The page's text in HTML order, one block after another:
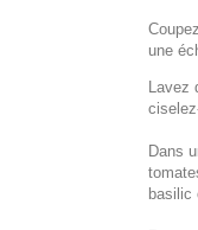
une
Lavez
Dans
basilic